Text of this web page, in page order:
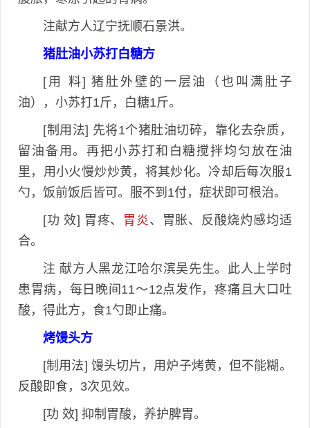
注献方人辽宁抚顺石景洪。
猪肚油小苏打白糖方
[用 料] 猪肚外壁的一层油（也叫满肚子
油），小苏打1斤，白糖1斤。
[制用法] 先将1个猪肚油切碎，靠化去杂质，
留油备用。再把小苏打和白糖搅拌均匀放在油
里，用小火慢炒炒黄，将其炒化。冷却后每次服1
勺，饭前饭后皆可。服不到1付，症状即可根治。
[功 效] 胃疼、 胃炎 、胃胀、反酸烧灼感均适
合。
注 献方人黑龙江哈尔滨吴先生。此人上学时
患胃病，每日晚间11～12点发作，疼痛且大口吐
酸，得此方，食1勺即止痛。
烤馒头方
[制用法] 馒头切片，用炉子烤黄，但不能糊。
反酸即食，3次见效。
[功 效] 抑制胃酸，养护脾胃。